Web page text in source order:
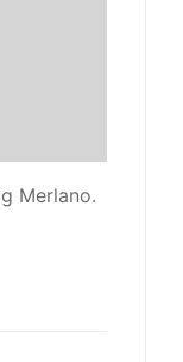
Merlano.